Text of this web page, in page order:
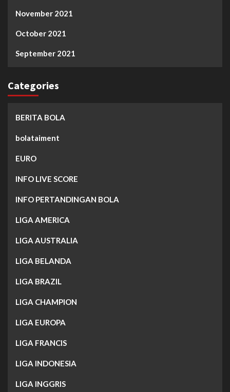
November 2021
October 2021
September 2021
Categories
BERITA BOLA
bolataiment
EURO
INFO LIVE SCORE
INFO PERTANDINGAN BOLA
LIGA AMERICA
LIGA AUSTRALIA
LIGA BELANDA
LIGA BRAZIL
LIGA CHAMPION
LIGA EUROPA
LIGA FRANCIS
LIGA INDONESIA
LIGA INGGRIS